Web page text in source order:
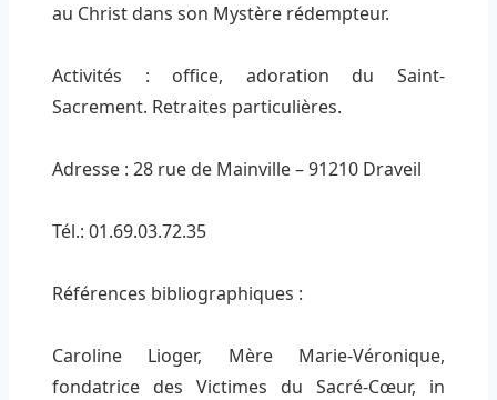
au Christ dans son Mystère rédempteur.
Activités : office, adoration du Saint-
Sacrement. Retraites particulières.
Adresse : 28 rue de Mainville – 91210 Draveil
Tél.: 01.69.03.72.35
Références bibliographiques :
Caroline Lioger, Mère Marie-Véronique,
fondatrice des Victimes du Sacré-Cœur, in